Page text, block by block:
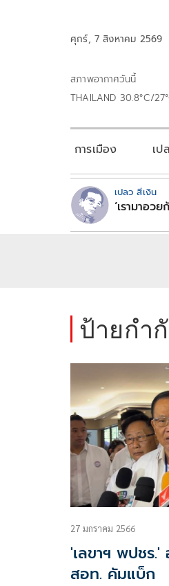
ศุกร์, 7 สิงหาคม 2569
สภาพอากาศวันนี้
THAILAND 30.8°C/
การเมือง เป
เปลว สีเงิน
‘เรามาอวย
ป้ายกำ
27 มกราคม 2566
'เลขาฯ พปชร
สอท. คัมแบ็ก